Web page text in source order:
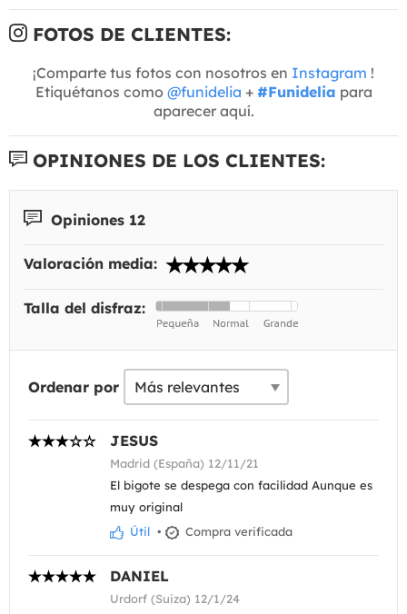
FOTOS DE CLIENTES:
¡Comparte tus fotos con nosotros en Instagram !
Etiquétanos como @funidelia + #Funidelia para
aparecer aquí.
OPINIONES DE LOS CLIENTES:
Opiniones 12
Valoración media:
Talla del disfraz:
Ordenar por
JESUS
Madrid (España) 12/11/21
El bigote se despega con facilidad Aunque es
muy original
Útil • Compra verificada
DANIEL
Urdorf (Suiza) 12/1/24